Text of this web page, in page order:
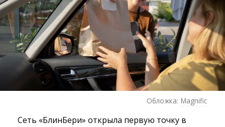
Обложка: Magnific
Сеть «БлинБери» открыла первую точку в